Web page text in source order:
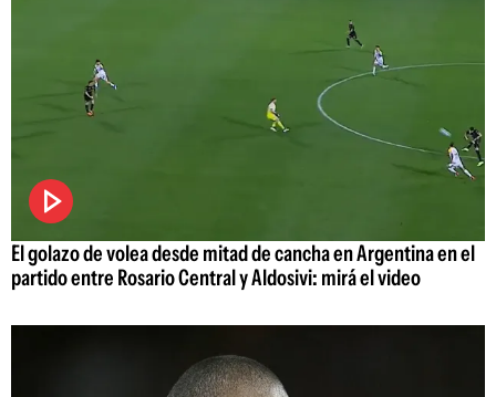
El golazo de volea desde mitad de cancha en Argentina en el
partido entre Rosario Central y Aldosivi: mirá el video